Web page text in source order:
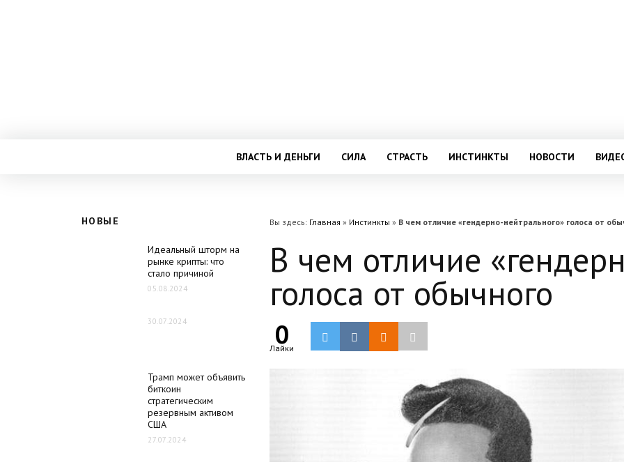
ВЛАСТЬ И ДЕНЬГИ СИЛА СТРАСТЬ ИНСТИНКТЫ НОВОСТИ
НОВЫЕ
Идеальный шторм на
рынке крипты: что
стало причиной
05.08.2024
30.07.2024
Трамп может объявить
биткоин
стратегическим
резервным активом
США
27.07.2024
Вы здесь: Главная » Инстинкты » В чем отличие «гендерно-нейтрального» голоса от
В чем отличие
голоса от обычного
0
Лайки